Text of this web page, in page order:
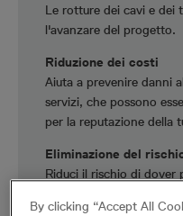
Le rotture dei cavi e dei
l'avanzare del progetto.
Riduzione dei costi
Aiuta a prevenire danni
servizi, che possono
per la reputazione della
Eliminazione del
Riduci il rischio di dover
By clicking “Accept All